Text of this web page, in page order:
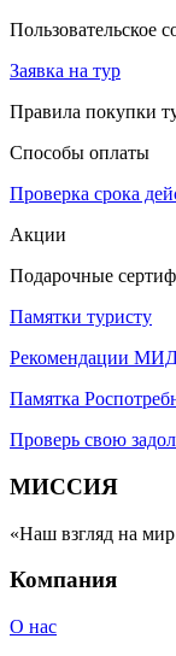
Пользовательское
Заявка на тур
Правила покупки
Способы оплаты
Проверка срока
Акции
Подарочные
Памятки туристу
Рекомендации
Памятка
Проверь свою
МИССИЯ
«Наш взгляд на
Компания
О нас